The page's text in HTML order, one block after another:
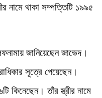
নামে থাকা সম্পত্তিটি ১৯৯৫
জানিয়েছেন জাভেদ।
সূত্রে পেয়েছেন।
কিনেছেন। তাঁর স্ত্রীর নামে